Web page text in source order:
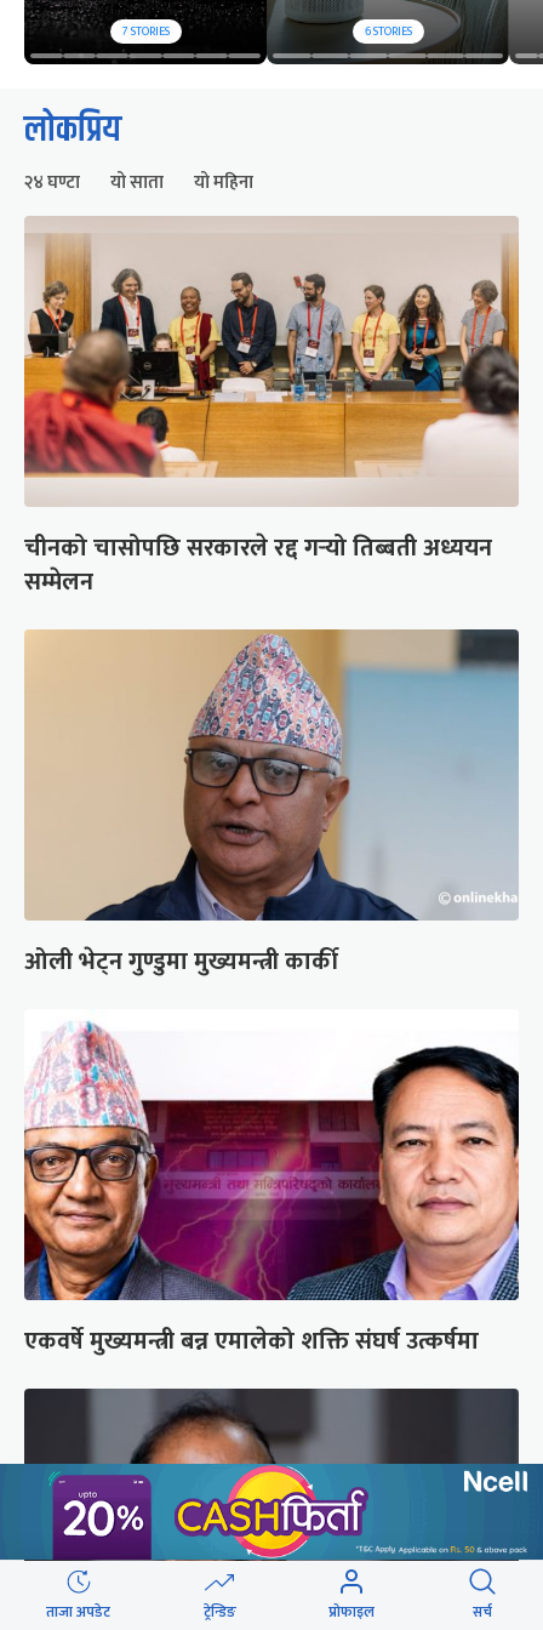
7STORIES 6STORIES
लोकप्रिय
२४ घण्टा यो साता यो महिना
चीनको चासोपछि सरकारले रद्द गर्‍यो तिब्बती अध्ययन
सम्मेलन
ओली भेट्न गुण्डुमा मुख्यमन्त्री कार्की
एकवर्षे मुख्यमन्त्री बन्न एमालेको शक्ति संघर्ष उत्कर्षमा
ताजा अपडेट ट्रेन्डिङ प्रोफाइल सर्च